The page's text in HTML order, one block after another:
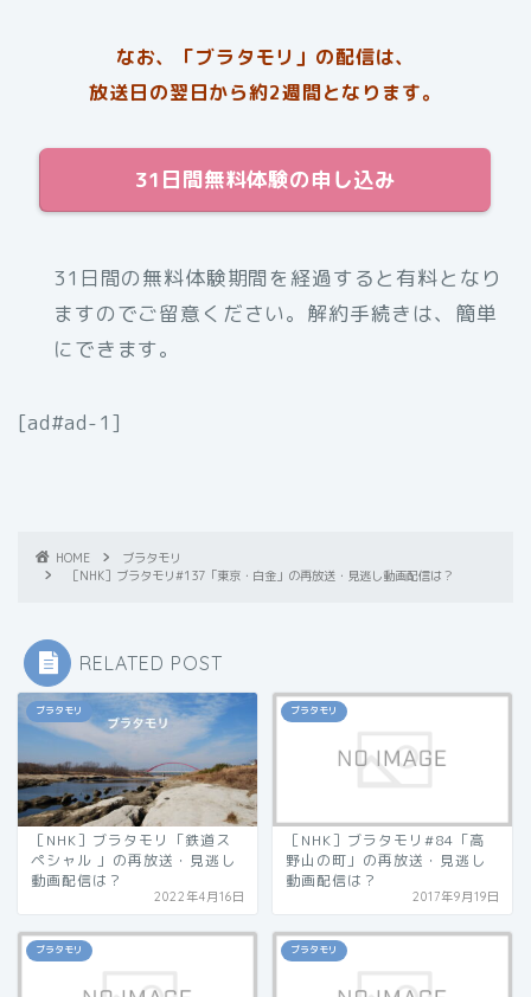
なお、「ブラタモリ」の配信は、
放送日の翌日から約2週間となります。
31日間無料体験の申し込み
31日間の無料体験期間を経過すると有料となり
ますのでご留意ください。解約手続きは、簡単
にできます。
[ad#ad-1]
HOME
ブラタモリ
［NHK］ブラタモリ#137「東京・白金」の再放送・見逃し動画配信は？
RELATED POST
ブラタモリ
［NHK］ブラタモリ「鉄道ス
ペシャル 」の再放送・見逃し
動画配信は？
2022年4月16日
ブラタモリ
［NHK］ブラタモリ#84「高
野山の町」の再放送・見逃し
動画配信は？
2017年9月19日
ブラタモリ ブラタモリ